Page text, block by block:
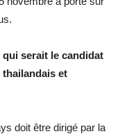
serait le candidat
et
doit être dirigé par la